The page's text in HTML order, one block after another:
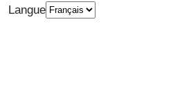
Langue